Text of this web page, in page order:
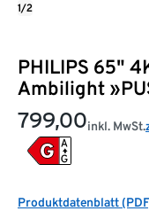
PHILIPS 65"
Ambilight
799,00inkl. MwSt.
Produktdatenblatt
1/2